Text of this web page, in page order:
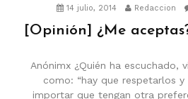
14 julio, 2014 Redaccion
[Opinión] ¿Me
Anónimx ¿Quién ha escuchado,
como: “hay que respetarlos
importar que tengan otra